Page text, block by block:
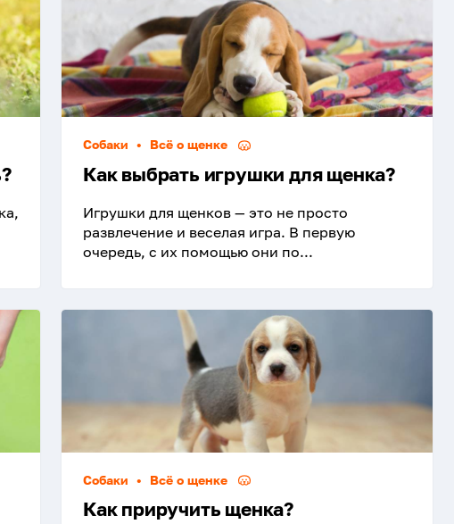
Собаки • Всё о щенке
Как выбрать игрушки для щенка?
Игрушки для щенков — это не просто
развлечение и веселая игра. В первую
очередь, с их помощью они по...
Собаки • Всё о щенке
Как приручить щенка?